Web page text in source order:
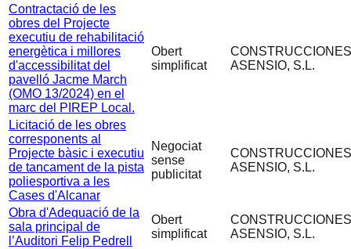
Contractació de les
obres del Projecte
executiu de rehabilitació
energètica i millores
d'accessibilitat del
pavelló Jacme March
(OMO 13/2024) en el
marc del PIREP Local.
Obert
simplificat
CONSTRUCCIONES
ASENSIO, S.L.
Licitació de les obres
corresponents al
Projecte bàsic i executiu
de tancament de la pista
poliesportiva a les
Cases d'Alcanar
Negociat
sense
publicitat
CONSTRUCCIONES
ASENSIO, S.L.
Obra d'Adequació de la
sala principal de
l’Auditori Felip Pedrell
Obert
simplificat
CONSTRUCCIONES
ASENSIO, S.L.